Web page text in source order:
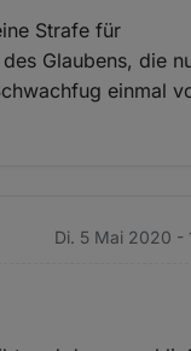
Strafe für
Glaubens, die
einmal
Di. 5 Mai 2020 -